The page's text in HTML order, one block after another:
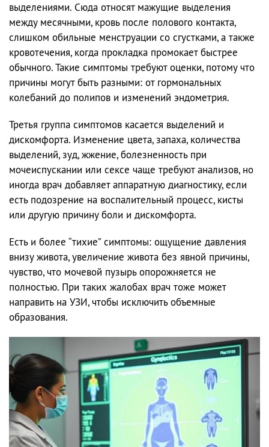
выделениями. Сюда относят мажущие выделения
между месячными, кровь после полового контакта,
слишком обильные менструации со сгустками, а также
кровотечения, когда прокладка промокает быстрее
обычного. Такие симптомы требуют оценки, потому что
причины могут быть разными: от гормональных
колебаний до полипов и изменений эндометрия.
Третья группа симптомов касается выделений и
дискомфорта. Изменение цвета, запаха, количества
выделений, зуд, жжение, болезненность при
мочеиспускании или сексе чаще требуют анализов, но
иногда врач добавляет аппаратную диагностику, если
есть подозрение на воспалительный процесс, кисты
или другую причину боли и дискомфорта.
Есть и более “тихие” симптомы: ощущение давления
внизу живота, увеличение живота без явной причины,
чувство, что мочевой пузырь опорожняется не
полностью. При таких жалобах врач тоже может
направить на УЗИ, чтобы исключить объемные
образования.